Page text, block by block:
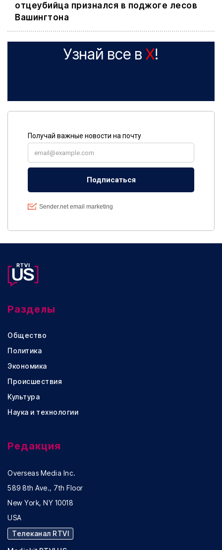
отцеубийца признался в поджоге лесов
Вашингтона
Узнай все в X!
Разделы
Общество
Политика
Экономика
Происшествия
Культура
Наука и технологии
Редакция
Overseas Media Inc.
589 8th Ave., 7th Floor
New York, NY 10018
USA
Телеканал RTVI